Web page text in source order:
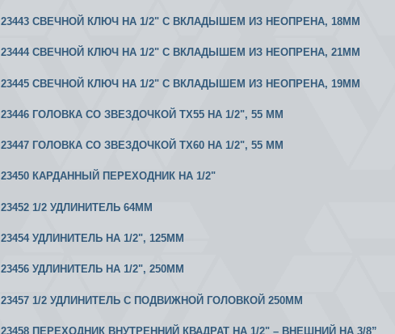
23443 СВЕЧНОЙ КЛЮЧ НА 1/2" С ВКЛАДЫШЕМ ИЗ НЕОПРЕНА, 18MM
23444 СВЕЧНОЙ КЛЮЧ НА 1/2" С ВКЛАДЫШЕМ ИЗ НЕОПРЕНА, 21MM
23445 СВЕЧНОЙ КЛЮЧ НА 1/2" С ВКЛАДЫШЕМ ИЗ НЕОПРЕНА, 19MM
23446 ГОЛОВКА СО ЗВЕЗДОЧКОЙ ТХ55 НА 1/2", 55 ММ
23447 ГОЛОВКА СО ЗВЕЗДОЧКОЙ ТХ60 НА 1/2", 55 ММ
23450 КАРДАННЫЙ ПЕРЕХОДНИК НА 1/2"
23452 1/2 УДЛИНИТЕЛЬ 64ММ
23454 УДЛИНИТЕЛЬ НА 1/2", 125MM
23456 УДЛИНИТЕЛЬ НА 1/2", 250MM
23457 1/2 УДЛИНИТЕЛЬ С ПОДВИЖНОЙ ГОЛОВКОЙ 250ММ
23458 ПЕРЕХОДНИК ВНУТРЕННИЙ КВАДРАТ НА 1/2" – ВНЕШНИЙ НА 3/8”